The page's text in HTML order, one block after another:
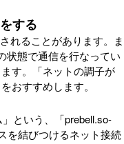
する
れることがあります。ま
状態で通信を行なってい
す。「ネットの調子が
おすすめします。
という、「prebell.so-
を結びつけるネット接続